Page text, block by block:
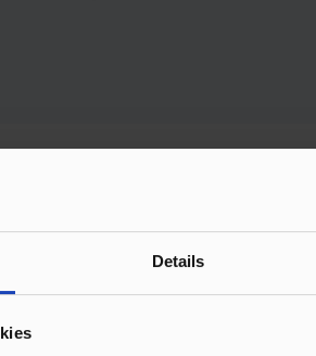
Details
leg je jouw
een vloer uit onze collectie en zie